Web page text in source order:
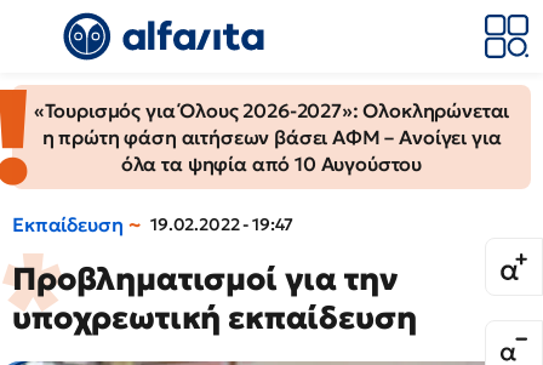
«Τουρισμός για Όλους 2026-2027»: Ολοκληρώνεται
η πρώτη φάση αιτήσεων βάσει ΑΦΜ – Ανοίγει για
όλα τα ψηφία από 10 Αυγούστου
Εκπαίδευση 19.02.2022 - 19:47
Προβληματισμοί για την
υποχρεωτική εκπαίδευση